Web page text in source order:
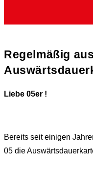
Regelmäßig
Liebe 05er !
Bereits seit einigen
05 die